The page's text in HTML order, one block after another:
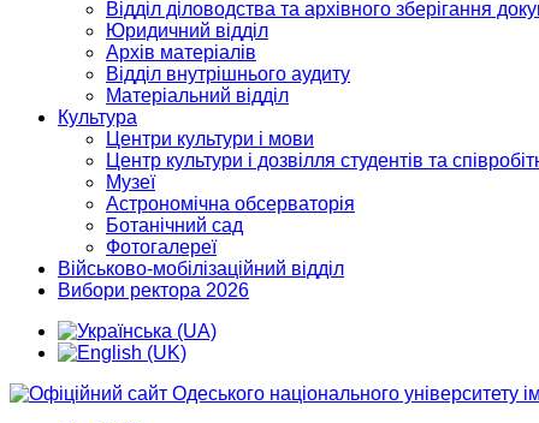
Відділ діловодства та архівного зберігання
Юридичний відділ
Архів матеріалів
Відділ внутрішнього аудиту
Матеріальний відділ
Культура
Центри культури і мови
Центр культури і дозвілля студентів та
Музеї
Астрономічна обсерваторія
Ботанічний сад
Фотогалереї
Військово-мобілізаційний відділ
Вибори ректора 2026